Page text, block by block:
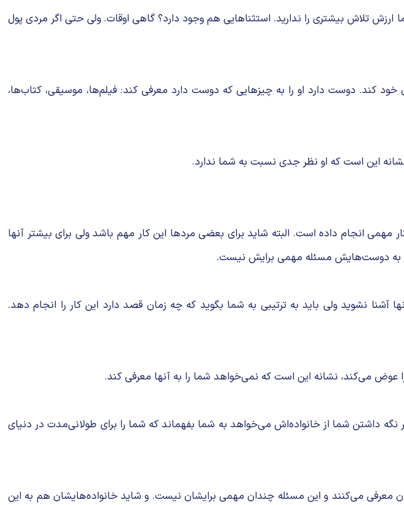
ارزش تلاش بیشتری را ندارید. استثناهایی هم وجود دارد؟ گاهی ‌اوقات. ولی حتی اگر مردی پول
کند. دوست دارد او را به چیزهایی که دوست دارد معرفی کند: فیلم‌ها، موسیقی، کتاب‌ها،
این است که او نظر جدی‌ نسبت به شما ندارد.
انجام داده است. البته شاید برای بعضی مردها این کار مهم باشد ولی برای بیشتر آنها
به دوست‌هایش مسئله مهمی برایش نیست.
نشوید ولی باید به ترتیبی به شما بگوید که چه زمان قصد دارد این کار را انجام دهد.
عوض می‌کند، نشانه این است که نمی‌خواهد شما را به آنها معرفی کند.
نگه داشتن شما از خانواده‌اش می‌خواهد به شما بفهماند که شما را برای طولانی‌مدت در دنیای
معرفی می‌کنند و این مسئله چندان مهمی برایشان نیست. و شاید خانواده‌هایشان هم به این